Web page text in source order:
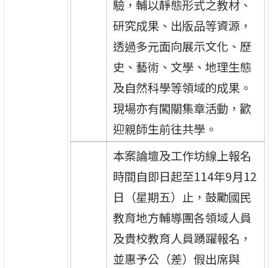
驗，輔以靜態形式之教材、
研究成果、出版品等資源，
透過多元面向展示文化、歷
史、藝術、文學、地理生態
及自然科學等領域的成果。
現場亦有闖關集章活動，歡
迎親師生前往共學。
本案論壇及工作坊線上報名
時間自即日起至114年9月12
日（星期五）止，鼓勵國民
教育地方輔導團各領域人員
及貴校教育人員踴躍報名，
並惠予公（差）假出席與